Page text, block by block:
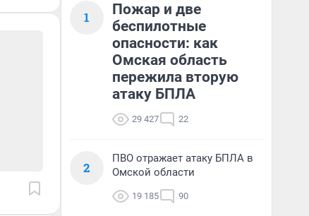
1
Пожар и две
беспилотные
опасности: как
Омская область
пережила вторую
атаку БПЛА
29 427 22
2
ПВО отражает атаку БПЛА в
Омской области
19 185 90